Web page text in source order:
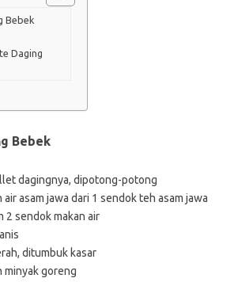
Bebek
Daging
Bebek
dagingnya, dipotong-potong
air asam jawa dari 1 sendok teh asam jawa
2 sendok makan air
ditumbuk kasar
minyak goreng